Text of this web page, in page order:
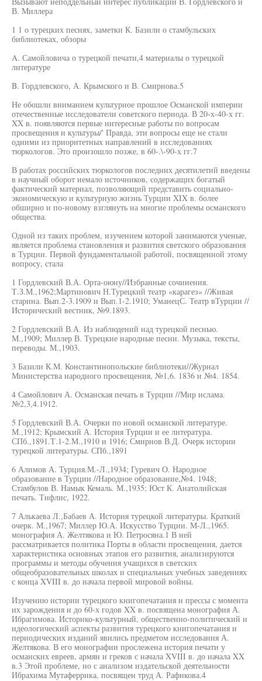
В. Миллера
1 1 о турецких песнях, заметки К. Базили о стамбульских
библиотеках, обзоры
A. Самойловича о турецкой печати,4 материалы о турецкой
литературе
B. Гордлевского, А. Крымского и В. Смирнова.5
Не обошли вниманием культурное прошлое Османской империи
отечественные исследователи советского периода. В 20-х-40-х гг.
XX в. появляются первые интересные работы по вопросам
просвещения и культуры/' Правда, эти вопросы еще не стали
одними из приоритетных направлений в исследованиях
тюркологов. Это произошло позже, в 60-.\-90-х гг.7
В работах российских тюркологов последних десятилетий введены
в научный оборот немало источников, содержащих богатый
фактический материал, позволяющий представить социально-
экономическую и культурную жизнь Турции XIX в. более
обширно и по-новому взглянуть на многие проблемы османского
общества.
Одной из таких проблем, изучением которой занимаются ученые,
является проблема становления и развития светского образования
в Турции. Первой фундаментальной работой, посвященной этому
вопросу, стала
1 Гордлевский В.А. Орта-оюну//Избранные сочинения.
Т.З.М.,1962;Мартинович Н.Турецкий театр «карагез» //Живая
старина. Вып.2-3.1909 и Вып.1-2.1910; УманецС. Театр вТурции //
Исторический вестник, №9.1893.
2 Гордлевский В.А. Из наблюдений над турецкой песнью.
М.,1909; Миллер В. Турецкие народные песни. Музыка, тексты,
переводы. М.,1903.
3 Базили К.М. Константинопольские библиотеки//Журнал
Министерства народного просвещения, №1,6. 1836 и №4. 1854.
4 Самойлович А. Османская печать в Турции //Мир ислама.
№2,3,4.1912.
5 Гордлевский В.А. Очерки по новой османской литературе.
М.,1912; Крымский А. История Турции и ее литература.
СПб.,1891.Т.1-2.М.,1910 и 1916; Смирнов В.Д. Очерк истории
турецкой литературы. СПб.,1891
6 Алимов А. Турция.М.-Л.,1934; Гуревич О. Народное
образование в Турции //Народное образование,№4. 1948;
Стамбулов В. Намык Кемаль. М.,1935; Юст К. Анатолийская
печать. Тифлис, 1922.
7 Алькаева Л.,Бабаев А. История турецкой литературы. Краткий
очерк. М.,1967; Миллер Ю.А. Искусство Турции. М-Л.,1965.
монография А. Желтякова и Ю. Петросяна.1 В ней
рассматривается политика Порты в области просвещения, дается
характеристика основных этапов его развития, анализируются
программы и методы обучения учащихся в светских
общеобразовательных школах и специальных учебных заведениях
с конца XVIII в. до начала первой мировой войны.
Изучению истории турецкого книгопечатания и прессы с момента
их зарождения и до 60-х годов XX в. посвящена монография А.
Ибрагимова. Историко-культурный, общественно-политический и
идеологический аспекты развития турецкого книгопечатания и
периодических изданий явились предметом исследования А.
Желтякова. В его монографии прослежена история печати у
османских евреев, армян и греков с начала XVIII в. до начала XX
в.3 Этой проблеме, но с анализом издательской деятельности
Ибрахима Мутаферрика, посвящен труд А. Рафикова.4